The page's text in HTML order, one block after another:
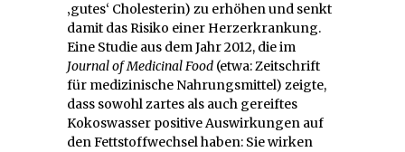
‚gutes‘ Cholesterin) zu erhöhen und senkt
damit das Risiko einer Herzerkrankung.
Eine Studie aus dem Jahr 2012, die im
Journal of Medicinal Food (etwa: Zeitschrift
für medizinische Nahrungsmittel) zeigte,
dass sowohl zartes als auch gereiftes
Kokoswasser positive Auswirkungen auf
den Fettstoffwechsel haben: Sie wirken